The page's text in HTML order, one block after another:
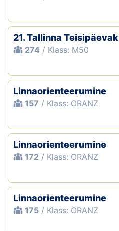
21. Tallinna Teisipäevak
274 / Klass: M50
Linnaorienteerumine
157 / Klass: ORANZ
Linnaorienteerumine
172 / Klass: ORANZ
Linnaorienteerumine
175 / Klass: ORANZ